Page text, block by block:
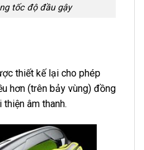
tốc độ đầu gậy
thiết kế lại cho phép
hơn (trên bảy vùng) đồng
âm thanh.